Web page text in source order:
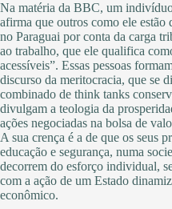
Na matéria da BBC, um
afirma que outros como ele estão
no Paraguai por conta da carga
ao trabalho, que ele qualifica
acessíveis”. Essas pessoas
discurso da meritocracia, que se
combinado de think tanks
divulgam a teologia da
ações negociadas na bolsa de
A sua crença é a de que os seus
educação e segurança, numa
decorrem do esforço individual,
com a ação de um Estado
econômico.